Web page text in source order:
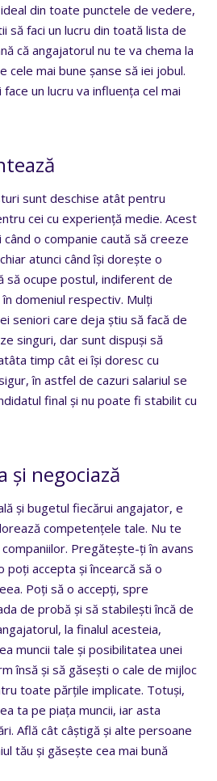
din toate punctele de vedere,
să faci un lucru din toată lista de
că angajatorul nu te va chema la
cele mai bune șanse să iei jobul.
un lucru va influența cel mai
sunt deschise atât pentru
cei cu experiență medie. Acest
o companie caută să creeze
atunci când își dorește o
să ocupe postul, indiferent de
domeniul respectiv. Mulți
seniori care deja știu să facă de
singuri, dar sunt dispuși să
timp cât ei își doresc cu
în astfel de cazuri salariul se
final și nu poate fi stabilit cu
și negociază
și bugetul fiecărui angajator, e
competențele tale. Nu te
Pregătește-ți în avans
poți accepta și încearcă să o
Poți să o accepți, spre
de probă și să stabilești încă de
la finalul acesteia,
muncii tale și posibilitatea unei
însă și să găsești o cale de mijloc
toate părțile implicate. Totuși,
ta pe piața muncii, iar asta
Află cât câștigă și alte persoane
tău și găsește cea mai bună